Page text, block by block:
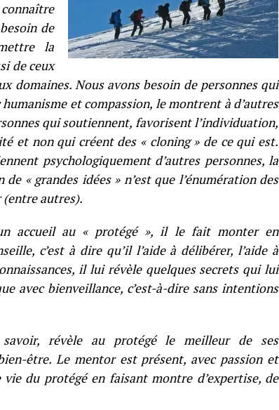
de
la
de ceux
domaines. Nous avons besoin de personnes qui
et compassion, le montrent à d’autres
qui soutiennent, favorisent l’individuation,
et non qui créent des « cloning » de ce qui est.
psychologiquement d’autres personnes, la
« grandes idées » n’est que l’énumération des
autres).
accueil au « protégé », il le fait monter en
c’est à dire qu’il l’aide à délibérer, l’aide à
il lui révèle quelques secrets qui lui
avec bienveillance, c’est-à-dire sans intentions
révèle au protégé le meilleur de ses
être. Le mentor est présent, avec passion et
du protégé en faisant montre d’expertise, de